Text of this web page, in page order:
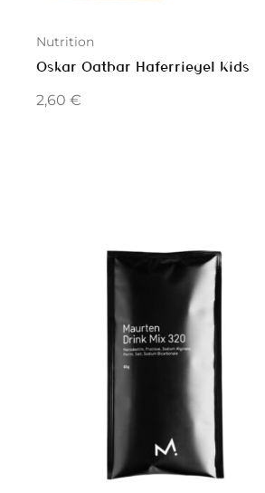
Nutrition
Oskar Oatbar Haferriegel Kids
2,60 €